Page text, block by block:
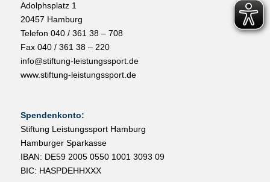
Adolphsplatz 1
20457 Hamburg
Telefon 040 / 361 38 – 708
Fax 040 / 361 38 – 220
info@stiftung-leistungssport.de
www.stiftung-leistungssport.de
Spendenkonto:
Stiftung Leistungssport Hamburg
Hamburger Sparkasse
IBAN: DE59 2005 0550 1001 3093 09
BIC: HASPDEHHXXX